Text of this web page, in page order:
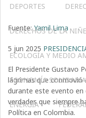
DEPORTES
DERECHOS DE LA
ECOLOGÍA Y MEDIO
ECONOMÍA SOLIDARIA
ENERGÍA
Fuente:Yamil Lima
5 jun 2025
El Presidente Gustavo
lágrimas que conmovió
durante este evento
verdades que siempre
Política en Colombia.